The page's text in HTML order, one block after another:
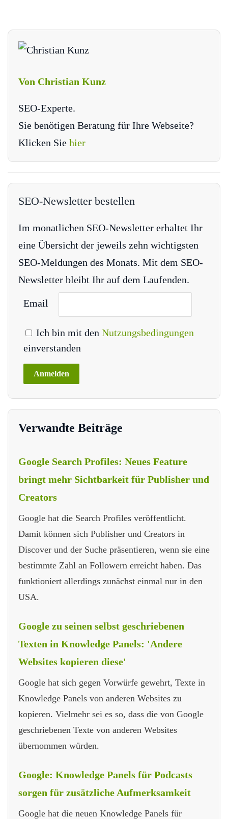
Von Christian Kunz
SEO-Experte.
Sie benötigen Beratung für Ihre Webseite?
Klicken Sie hier
SEO-Newsletter bestellen
Im monatlichen SEO-Newsletter erhaltet Ihr
eine Übersicht der jeweils zehn wichtigsten
SEO-Meldungen des Monats. Mit dem SEO-
Newsletter bleibt Ihr auf dem Laufenden.
Email
Ich bin mit den Nutzungsbedingungen
einverstanden
Verwandte Beiträge
Google Search Profiles: Neues Feature
bringt mehr Sichtbarkeit für Publisher und
Creators
Google hat die Search Profiles veröffentlicht.
Damit können sich Publisher und Creators in
Discover und der Suche präsentieren, wenn sie eine
bestimmte Zahl an Followern erreicht haben. Das
funktioniert allerdings zunächst einmal nur in den
USA.
Google zu seinen selbst geschriebenen
Texten in Knowledge Panels: 'Andere
Websites kopieren diese'
Google hat sich gegen Vorwürfe gewehrt, Texte in
Knowledge Panels von anderen Websites zu
kopieren. Vielmehr sei es so, dass die von Google
geschriebenen Texte von anderen Websites
übernommen würden.
Google: Knowledge Panels für Podcasts
sorgen für zusätzliche Aufmerksamkeit
Google hat die neuen Knowledge Panels für